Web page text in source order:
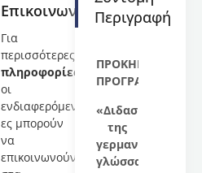
Επικοινωνία
Για
περισσότερες
πληροφορίες
οι
ενδιαφερόμενοι-
ες μπορούν
να
επικοινωνούν
Περιγραφή
ΠΡΟΚΗΡΥΞΗ
ΠΡΟΓΡΑΜΜΑΤΟΣ
«Διδασκαλία
της
γερμανικής
γλώσσας